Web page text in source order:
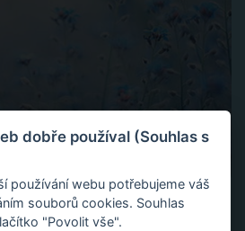
dobře používal (Souhlas s
používání webu potřebujeme váš
souborů cookies. Souhlas
"Povolit vše".